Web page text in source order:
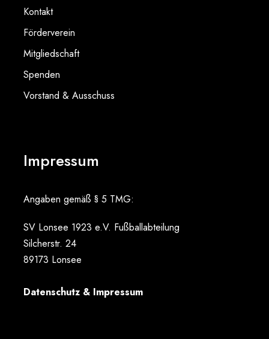
Kontakt
Förderverein
Mitgliedschaft
Spenden
Vorstand & Ausschuss
Impressum
Angaben gemäß § 5 TMG:
SV Lonsee 1923 e.V. Fußballabteilung
Silcherstr. 24
89173 Lonsee
Datenschutz & Impressum